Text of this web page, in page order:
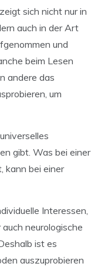
sich nicht nur in
auch in der Art
und
beim Lesen
andere das
um
gibt. Was bei einer
kann bei einer
Interessen,
neurologische
ist es
auszuprobieren